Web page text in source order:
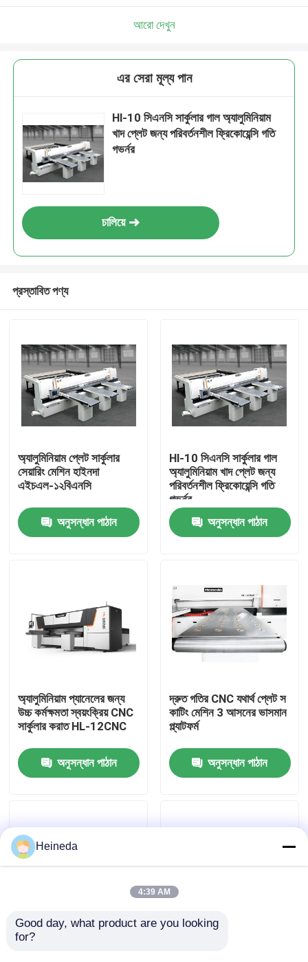
আমাদের সম্পর্কে
কারখানা ভ্রমণ
মান নিয়ন্ত্রণ
যোগাযোগ করুন
খবর
উদ্ধৃতির জন্য আবেদন
আরো দেখুন
এর সেরা মূল্য পান
Hl-10 সিএনসি সার্কুলার গাল অ্যালুমিনিয়াম
খাদ প্লেট জন্য পরিবর্তনশীল ফ্রিকোয়েন্সি গতি
গভর্নর
চালিয়ে
প্রস্তাবিত পণ্য
অ্যালুমিনিয়াম প্লেট সার্কুলার
সেয়ারিং মেশিন হাইনদা
এইচএল-১২বিএনসি
অনুসন্ধান পাঠান
Hl-10 সিএনসি সার্কুলার গাল
অ্যালুমিনিয়াম খাদ প্লেট জন্য
পরিবর্তনশীল ফ্রিকোয়েন্সি গতি
গভর্নর
অনুসন্ধান পাঠান
অ্যালুমিনিয়াম প্যানেলের জন্য
উচ্চ কর্মক্ষমতা স্বয়ংক্রিয় CNC
সার্কুলার করাত HL-12CNC
অনুসন্ধান পাঠান
দ্রুত গতির CNC যথার্থ প্লেট স
কাটিং মেশিন 3 আসনের ভাসমান
প্ল্যাটফর্ম
অনুসন্ধান পাঠান
সি-৬ সিএনসি সার্কুলার স মিলিং
Heineda
4:39 AM
Good day, what product are you looking
for?